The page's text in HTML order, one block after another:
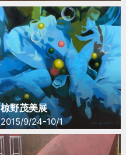
椋野茂美展
2015/9/24-10/1